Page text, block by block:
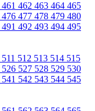
461 462 463 464 465
476 477 478 479 480
491 492 493 494 495
511 512 513 514 515
526 527 528 529 530
541 542 543 544 545